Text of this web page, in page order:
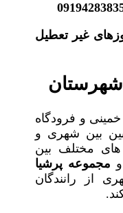
غیر تعطیل
شهرستان
خمینی و فرودگاه
بین بین شهری و
مختلف بین
مجموعه پرشیا
از رانندگان